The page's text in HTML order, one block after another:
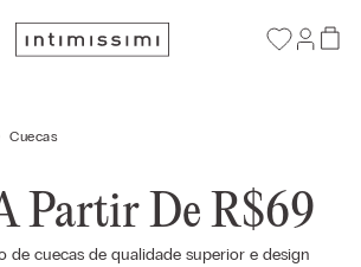
Cuecas
Partir De R$69
de cuecas de qualidade superior e design